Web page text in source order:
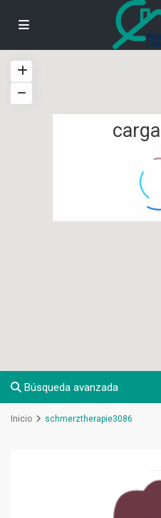
Búsqueda avanzada
Inicio schmerztherapie3086